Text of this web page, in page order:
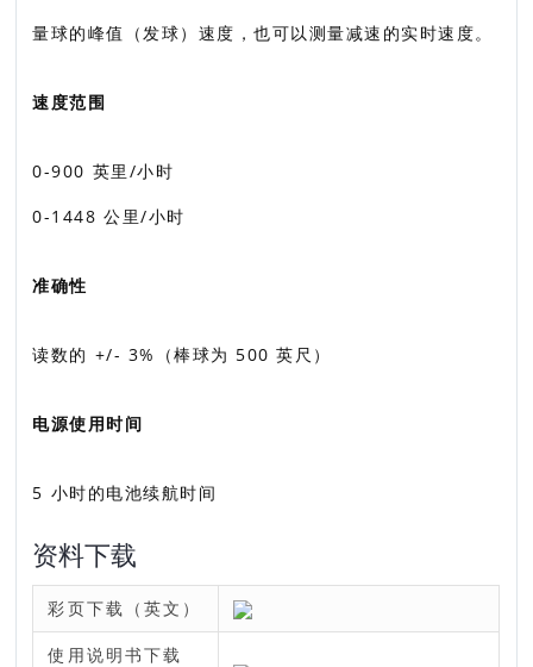
量球的峰值（发球）速度，也可以测量减速的实时速度。
速度范围
0-900 英里/小时
0-1448 公里/小时
准确性
读数的 +/- 3%（棒球为 500 英尺）
电源使用时间
5 小时的电池续航时间
资料下载
彩页下载（英文）
使用说明书下载